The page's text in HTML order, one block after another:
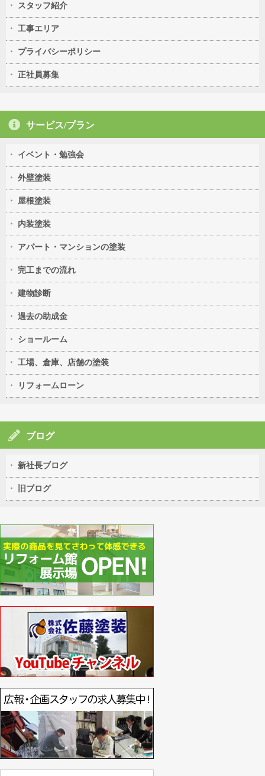
スタッフ紹介
工事エリア
プライバシーポリシー
正社員募集
サービス/プラン
イベント・勉強会
外壁塗装
屋根塗装
内装塗装
アパート・マンションの塗装
完工までの流れ
建物診断
過去の助成金
ショールーム
工場、倉庫、店舗の塗装
リフォームローン
ブログ
新社長ブログ
旧ブログ